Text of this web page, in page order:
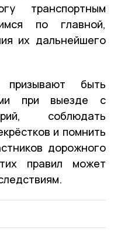
транспортным
по главной,
их дальнейшего
призывают быть
при выезде с
соблюдать
и помнить
дорожного
правил может